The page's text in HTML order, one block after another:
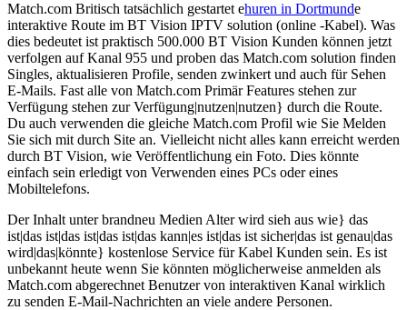
Match.com Britisch tatsächlich gestartet ehuren in Dortmunde
interaktive Route im BT Vision IPTV solution (online -Kabel). Was
dies bedeutet ist praktisch 500.000 BT Vision Kunden können jetzt
verfolgen auf Kanal 955 und proben das Match.com solution finden
Singles, aktualisieren Profile, senden zwinkert und auch für Sehen
E-Mails. Fast alle von Match.com Primär Features stehen zur
Verfügung stehen zur Verfügung|nutzen|nutzen} durch die Route.
Du auch verwenden die gleiche Match.com Profil wie Sie Melden
Sie sich mit durch Site an. Vielleicht nicht alles kann erreicht werden
durch BT Vision, wie Veröffentlichung ein Foto. Dies könnte
einfach sein erledigt von Verwenden eines PCs oder eines
Mobiltelefons.
Der Inhalt unter brandneu Medien Alter wird sieh aus wie} das
ist|das ist|das ist|das ist|das kann|es ist|das ist sicher|das ist genau|das
wird|das|könnte} kostenlose Service für Kabel Kunden sein. Es ist
unbekannt heute wenn Sie könnten möglicherweise anmelden als
Match.com abgerechnet Benutzer von interaktiven Kanal wirklich
zu senden E-Mail-Nachrichten an viele andere Personen.